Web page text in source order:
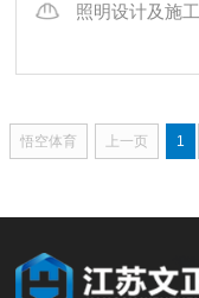
照明设计及施工
悟空体育 上一页 1